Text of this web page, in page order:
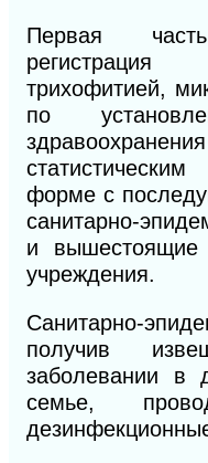
Первая
трихофитией,
по
форме с
санитарно-
и вышестоящие
учреждения.
Санитарно-
получив
заболевании в
семье,